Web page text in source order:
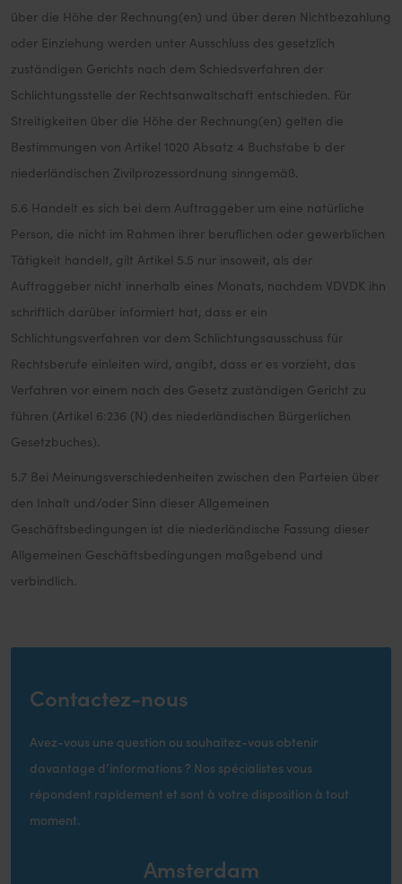
über die Höhe der Rechnung(en) und über deren Nichtbezahlung
oder Einziehung werden unter Ausschluss des gesetzlich
zuständigen Gerichts nach dem Schiedsverfahren der
Schlichtungsstelle der Rechtsanwaltschaft entschieden. Für
Streitigkeiten über die Höhe der Rechnung(en) gelten die
Bestimmungen von Artikel 1020 Absatz 4 Buchstabe b der
niederländischen Zivilprozessordnung sinngemäß.
5.6 Handelt es sich bei dem Auftraggeber um eine natürliche
Person, die nicht im Rahmen ihrer beruflichen oder gewerblichen
Tätigkeit handelt, gilt Artikel 5.5 nur insoweit, als der
Auftraggeber nicht innerhalb eines Monats, nachdem VDVDK ihn
schriftlich darüber informiert hat, dass er ein
Schlichtungsverfahren vor dem Schlichtungsausschuss für
Rechtsberufe einleiten wird, angibt, dass er es vorzieht, das
Verfahren vor einem nach des Gesetz zuständigen Gericht zu
führen (Artikel 6:236 (N) des niederländischen Bürgerlichen
Gesetzbuches).
5.7 Bei Meinungsverschiedenheiten zwischen den Parteien über
den Inhalt und/oder Sinn dieser Allgemeinen
Geschäftsbedingungen ist die niederländische Fassung dieser
Allgemeinen Geschäftsbedingungen maßgebend und
verbindlich.
Contactez-nous
Avez-vous une question ou souhaitez-vous obtenir
davantage d’informations ? Nos spécialistes vous
répondent rapidement et sont à votre disposition à tout
moment.
Amsterdam